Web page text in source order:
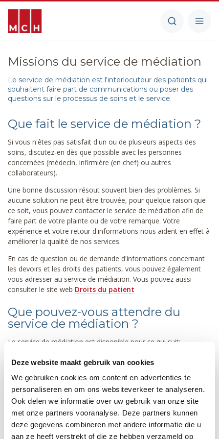
Deze website maakt gebruik van cookies
We gebruiken cookies om content en advertenties te
personaliseren en om ons websiteverkeer te analyseren.
Ook delen we informatie over uw gebruik van onze site
met onze partners vooranalyse. Deze partners kunnen
deze gegevens combineren met andere informatie die u
aan ze heeft verstrekt of die ze hebben verzameld op
Missions du service de médiation
Le service de médiation est l'interlocuteur des patients qui
souhaitent faire part de communications ou poser des
questions sur le processus de soins et le service.
Que fait le service de médiation ?
Si vous n'êtes pas satisfait d'un ou de plusieurs aspects des
soins, discutez-en dès que possible avec les personnes
concernées (médecin, infirmière (en chef) ou autres
collaborateurs).
Une bonne discussion résout souvent bien des problèmes. Si
aucune solution ne peut être trouvée, pour quelque raison que
ce soit, vous pouvez contacter le service de médiation afin de
faire part de votre plainte ou de votre remarque. Votre
expérience et votre retour d'informations nous aident en effet à
améliorer la qualité de nos services.
En cas de question ou de demande d'informations concernant
les devoirs et les droits des patients, vous pouvez également
vous adresser au service de médiation. Vous pouvez aussi
consulter le site web Droits du patient
Que pouvez-vous attendre du
service de médiation ?
Le service de médiation est disponible pour ce qui suit:
Questions
Suggestions
Plaintes
Le médiateur traite toujours votre question ou plainte de
manière confidentielle, en adoptant une position neutre. Il est
en outre tenu au secret professionnel. Il intervient en tant que